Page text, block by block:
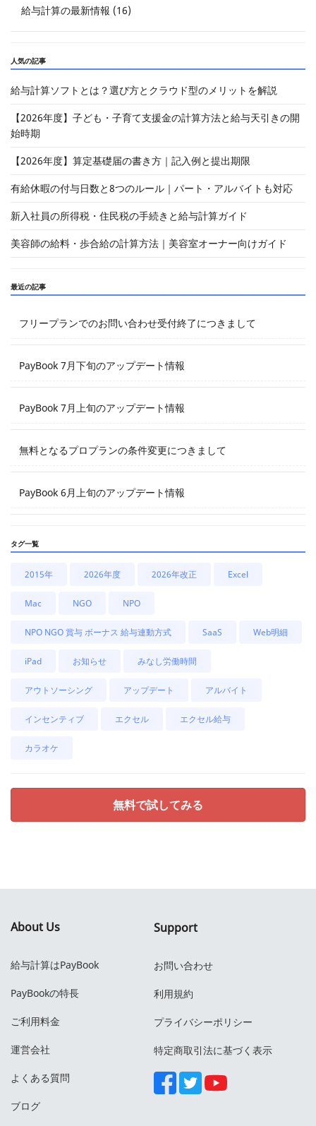
給与計算の最新情報 (16)
人気の記事
給与計算ソフトとは？選び方とクラウド型のメリットを解説
【2026年度】子ども・子育て支援金の計算方法と給与天引きの開
始時期
【2026年度】算定基礎届の書き方｜記入例と提出期限
有給休暇の付与日数と8つのルール｜パート・アルバイトも対応
新入社員の所得税・住民税の手続きと給与計算ガイド
美容師の給料・歩合給の計算方法｜美容室オーナー向けガイド
最近の記事
フリープランでのお問い合わせ受付終了につきまして
PayBook 7月下旬のアップデート情報
PayBook 7月上旬のアップデート情報
無料となるプロプランの条件変更につきまして
PayBook 6月上旬のアップデート情報
タグ一覧
2015年 2026年度 2026年改正 Excel
Mac NGO NPO
NPO NGO 賞与 ボーナス 給与連動方式 SaaS Web明細
iPad お知らせ みなし労働時間
アウトソーシング アップデート アルバイト
インセンティブ エクセル エクセル給与
カラオケ
無料で試してみる
About Us
給与計算はPayBook
PayBookの特長
ご利用料金
運営会社
よくある質問
ブログ
Support
お問い合わせ
利用規約
プライバシーポリシー
特定商取引法に基づく表示